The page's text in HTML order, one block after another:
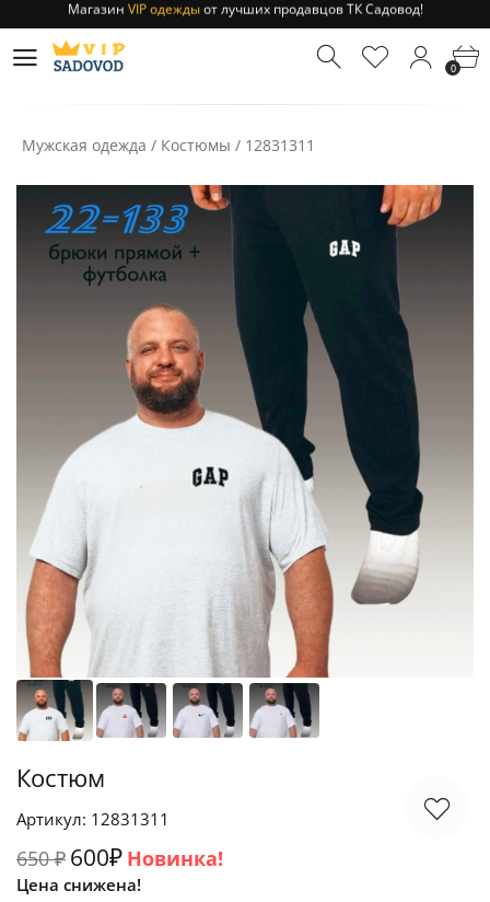
Отправление заказа 1-3 дняпо РФ и МСК!
Магазин
от лучших продавцов ТК Садовод!
Отправление заказа 1-3 дня 0
Мужская одежда / Костюмы / 12831311
Костюм
Артикул: 12831311
650 ₽ 600₽ Новинка!
Цена снижена!